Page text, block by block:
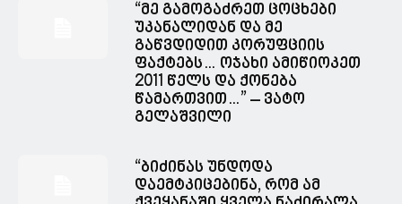
“მე გამოგაძრეთ ცოცხები
უკანალიდან და მე
გაწვდიდით კორუფციის
ფაქტებს… ოჯახი ამიწიოკეთ
2011 წელს და ქონება
წამართვით…” – ვატო
გელაშვილი
“ბიძინას უნდოდა
დაემტკიცებინა, რომ ამ